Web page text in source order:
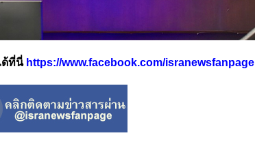
ด้ที่นี่ https://www.facebook.com/isranewsfanpage